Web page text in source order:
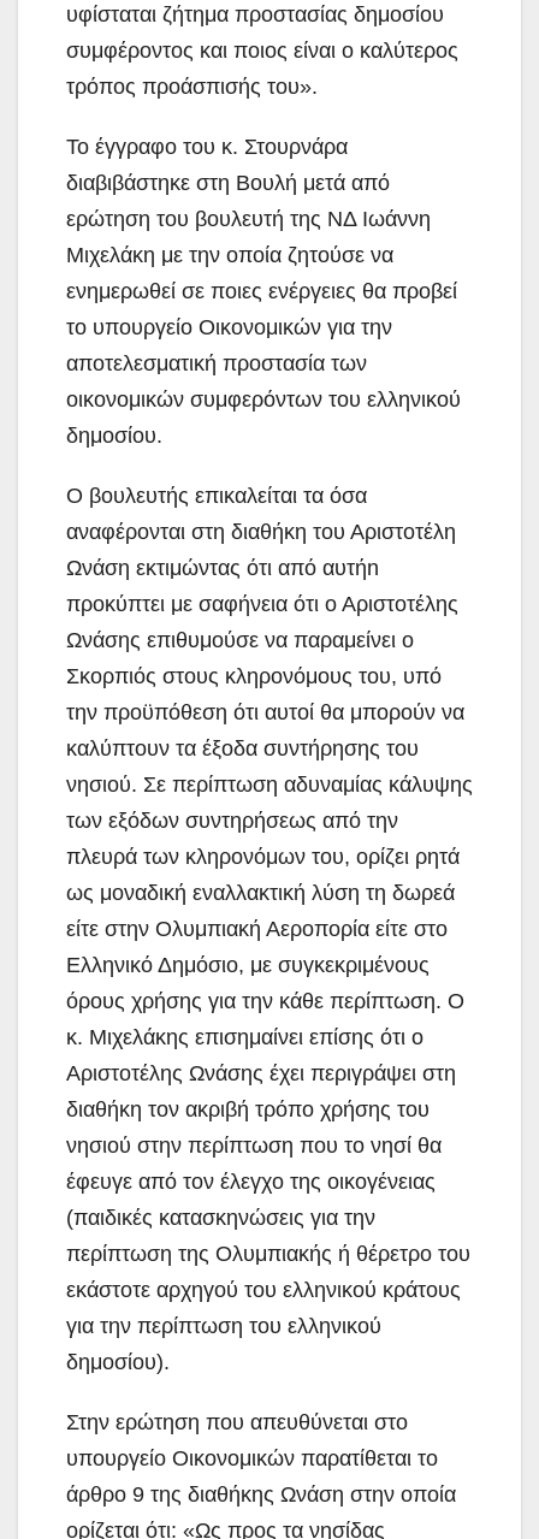
υφίσταται ζήτημα προστασίας δημοσίου
συμφέροντος και ποιος είναι ο καλύτερος
τρόπος προάσπισής του».
Το έγγραφο του κ. Στουρνάρα
διαβιβάστηκε στη Βουλή μετά από
ερώτηση του βουλευτή της ΝΔ Ιωάννη
Μιχελάκη με την οποία ζητούσε να
ενημερωθεί σε ποιες ενέργειες θα προβεί
το υπουργείο Οικονομικών για την
αποτελεσματική προστασία των
οικονομικών συμφερόντων του ελληνικού
δημοσίου.
Ο βουλευτής επικαλείται τα όσα
αναφέρονται στη διαθήκη του Αριστοτέλη
Ωνάση εκτιμώντας ότι από αυτήn
προκύπτει με σαφήνεια ότι ο Αριστοτέλης
Ωνάσης επιθυμούσε να παραμείνει ο
Σκορπιός στους κληρονόμους του, υπό
την προϋπόθεση ότι αυτοί θα μπορούν να
καλύπτουν τα έξοδα συντήρησης του
νησιού. Σε περίπτωση αδυναμίας κάλυψης
των εξόδων συντηρήσεως από την
πλευρά των κληρονόμων του, ορίζει ρητά
ως μοναδική εναλλακτική λύση τη δωρεά
είτε στην Ολυμπιακή Αεροπορία είτε στο
Ελληνικό Δημόσιο, με συγκεκριμένους
όρους χρήσης για την κάθε περίπτωση. Ο
κ. Μιχελάκης επισημαίνει επίσης ότι ο
Αριστοτέλης Ωνάσης έχει περιγράψει στη
διαθήκη τον ακριβή τρόπο χρήσης του
νησιού στην περίπτωση που το νησί θα
έφευγε από τον έλεγχο της οικογένειας
(παιδικές κατασκηνώσεις για την
περίπτωση της Ολυμπιακής ή θέρετρο του
εκάστοτε αρχηγού του ελληνικού κράτους
για την περίπτωση του ελληνικού
δημοσίου).
Στην ερώτηση που απευθύνεται στο
υπουργείο Οικονομικών παρατίθεται το
άρθρο 9 της διαθήκης Ωνάση στην οποία
ορίζεται ότι: «Ως προς τα νησίδας